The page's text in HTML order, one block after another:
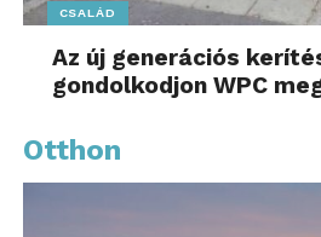
CSALÁD
Az új generációs
gondolkodjon WPC
Otthon